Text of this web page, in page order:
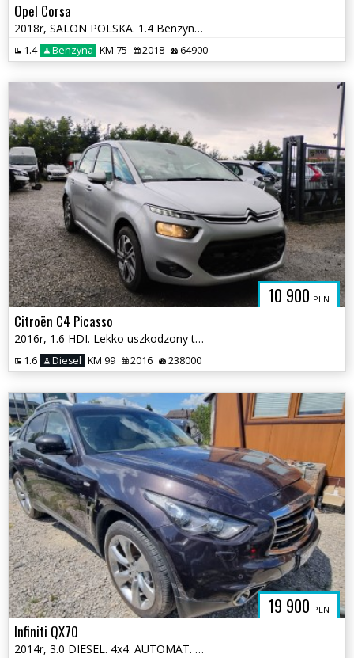
Opel Corsa
2018r, SALON POLSKA. 1.4 Benzyna. Uszkodzony lewy bok. Jeździ.
1.4 Benzyna KM 75 2018 64900
10 900 PLN
Citroën C4 Picasso
2016r, 1.6 HDI. Lekko uszkodzony tył i przód. Jeździ.
1.6 Diesel KM 99 2016 238000
19 900 PLN
Infiniti QX70
2014r, 3.0 DIESEL. 4x4. AUTOMAT. Uszkodzony lewy przód.